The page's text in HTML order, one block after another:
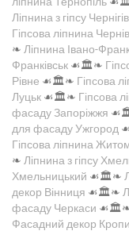
Ліпнина з гіпсу Чернігів
Гіпсова ліпнина
❧ Ліпнина Івано-
Франківськ ☙🏛️❧
Рівне ☙🏛️❧ Гіпсова
Луцьк ☙🏛️❧ Гіпсова
фасаду Запоріжжя
для фасаду Ужгород
Гіпсова ліпнина
❧ Ліпнина з гіпсу
Хмельницький ☙🏛️❧
декор Вінниця ☙🏛️❧
фасаду Черкаси
Фасадний декор